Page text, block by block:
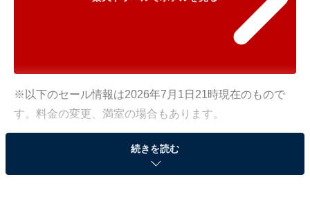
※以下のセール情報は2026年7月1日21時現在のもので
す。料金の変更、満室の場合もあります。
※本記事で紹介している商品の購入やサービスの利用により、売上の一部が
オールアバウトに還元されることがあります。
続きを読む